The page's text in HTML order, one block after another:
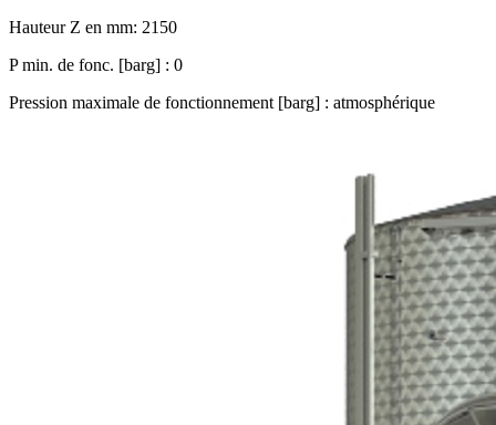
Hauteur Z en mm: 2150
P min. de fonc. [barg] : 0
Pression maximale de fonctionnement [barg] : atmosphérique